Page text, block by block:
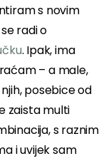
s novim
radi o
. Ipak, ima
– a male,
posebice od
zaista multi
s raznim
i uvijek sam